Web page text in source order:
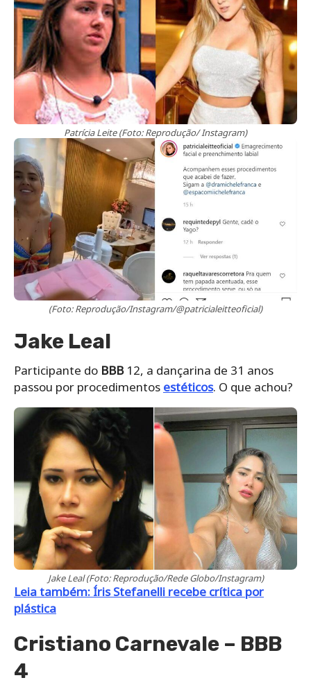
Patrícia Leite (Foto: Reprodução/ Instagram)
(Foto: Reprodução/Instagram/@patricialeitteoficial)
Jake Leal
Participante do BBB12, a dançarina de 31 anos
passou por procedimentos estéticos. O que achou?
Jake Leal (Foto: Reprodução/Rede Globo/Instagram)
Leia também: Íris Stefanelli recebe crítica por
plástica
Cristiano Carnevale – BBB
4